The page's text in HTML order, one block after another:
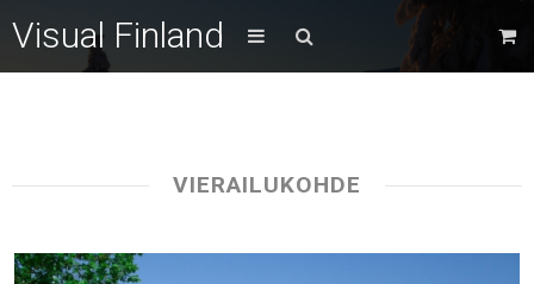
Visual Finland
VIERAILUKOHDE